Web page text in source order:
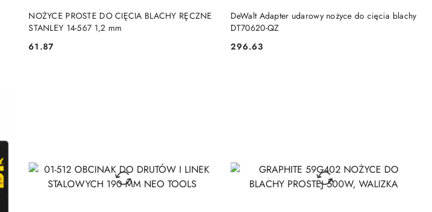
NOŻYCE PROSTE DO CIĘCIA BLACHY RĘCZNE
STANLEY 14-567 1,2 mm
Cena:
61.87
PRODUKT NIEDOSTĘPNY
DeWalt Adapter udarowy nożyce do cięcia blachy
DT70620-QZ
Cena:
296.63
PRODUKT NIEDOSTĘPNY